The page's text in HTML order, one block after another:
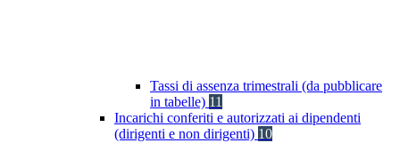
Tassi di assenza trimestrali (da pubblicare
in tabelle) 11
Incarichi conferiti e autorizzati ai dipendenti
(dirigenti e non dirigenti) 10